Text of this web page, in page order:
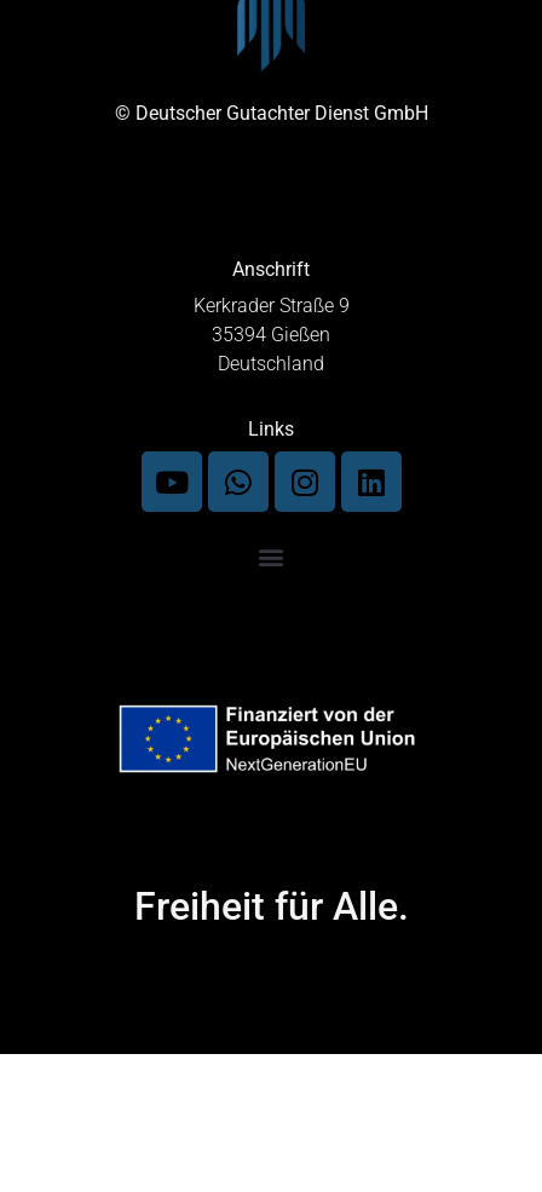
© Deutscher Gutachter Dienst GmbH
Anschrift
Kerkrader Straße 9
35394 Gießen
Deutschland
Links
Freiheit für Alle.